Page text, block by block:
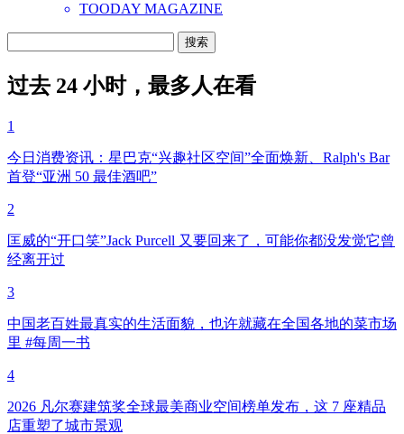
TOODAY MAGAZINE
过去 24 小时，最多人在看
1
今日消费资讯：星巴克“兴趣社区空间”全面焕新、Ralph's Bar
首登“亚洲 50 最佳酒吧”
2
匡威的“开口笑”Jack Purcell 又要回来了，可能你都没发觉它曾
经离开过
3
中国老百姓最真实的生活面貌，也许就藏在全国各地的菜市场
里 #每周一书
4
2026 凡尔赛建筑奖全球最美商业空间榜单发布，这 7 座精品
店重塑了城市景观